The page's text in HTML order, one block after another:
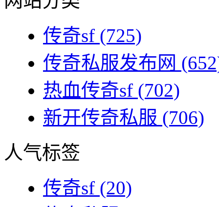
传奇sf (725)
传奇私服发布网
热血传奇sf (702)
新开传奇私服 (706)
人气标签
传奇sf (20)